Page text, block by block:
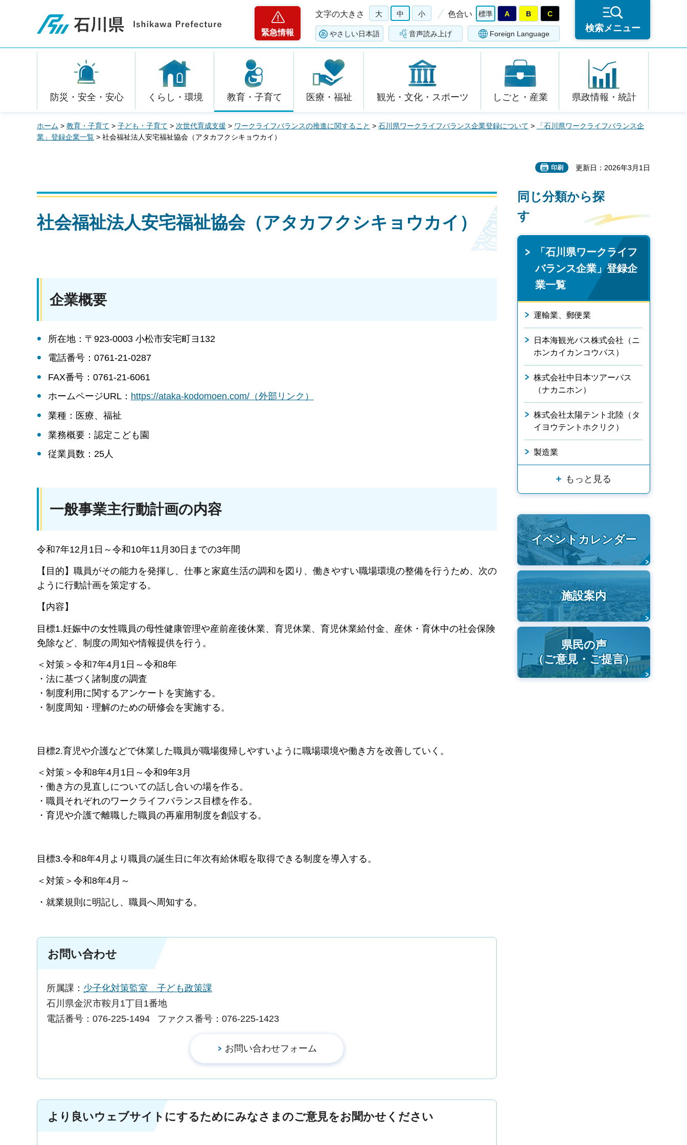
石川県
緊急情報
文字の大きさ 大 中 小 色合い 標準 A B C
やさしい日本語 音声読み上げ Foreign Language
検索メニュー
防災・安全・安心 くらし・環境 教育・子育て 医療・福祉 観光・文化・スポーツ しごと・産業 県政情報・統計
ホーム > 教育・子育て > 子ども・子育て > 次世代育成支援 > ワークライフバランスの推進に関すること > 石川県ワークライフバランス企業登録について >
「石川県ワークライフバランス企
業」登録企業一覧 > 社会福祉法人安宅福祉協会（アタカフクシキョウカイ）
印刷 更新日：2026年3月1日
社会福祉法人安宅福祉協会（アタカフクシキョウカイ）
企業概要
所在地：〒923-0003 小松市安宅町ヨ132
電話番号：0761-21-0287
FAX番号：0761-21-6061
ホームページURL： https://ataka-kodomoen.com/（外部リンク）
業種：医療、福祉
業務概要：認定こども園
従業員数：25人
一般事業主行動計画の内容
令和7年12月1日～令和10年11月30日までの3年間
【目的】職員がその能力を発揮し、仕事と家庭生活の調和を図り、働きやすい職場環境の整備を行うため、次の
ように行動計画を策定する。
【内容】
目標1.妊娠中の女性職員の母性健康管理や産前産後休業、育児休業、育児休業給付金、産休・育休中の社会保険
免除など、制度の周知や情報提供を行う。
＜対策＞令和7年4月1日～令和8年
・法に基づく諸制度の調査
・制度利用に関するアンケートを実施する。
・制度周知・理解のための研修会を実施する。
目標2.育児や介護などで休業した職員が職場復帰しやすいように職場環境や働き方を改善していく。
＜対策＞令和8年4月1日～令和9年3月
・働き方の見直しについての話し合いの場を作る。
・職員それぞれのワークライフバランス目標を作る。
・育児や介護で離職した職員の再雇用制度を創設する。
目標3.令和8年4月より職員の誕生日に年次有給休暇を取得できる制度を導入する。
＜対策＞令和8年4月～
・就業規則に明記し、職員へ周知する。
お問い合わせ
所属課： 少子化対策監室 子ども政策課
石川県金沢市鞍月1丁目1番地
電話番号：076-225-1494
ファクス番号：076-225-1423
より良いウェブサイトにするためにみなさまのご意見をお聞かせください
同じ分類から探
す
「石川県ワークライフ
バランス企業」登録企
業一覧
運輸業、郵便業
日本海観光バス株式会社（ニ
ホンカイカンコウバス）
株式会社中日本ツアーバス
（ナカニホン）
株式会社太陽テント北陸（タ
イヨウテントホクリク）
製造業
もっと見る
イベントカレンダー
施設案内
県民の声
（ご意見・ご提言）